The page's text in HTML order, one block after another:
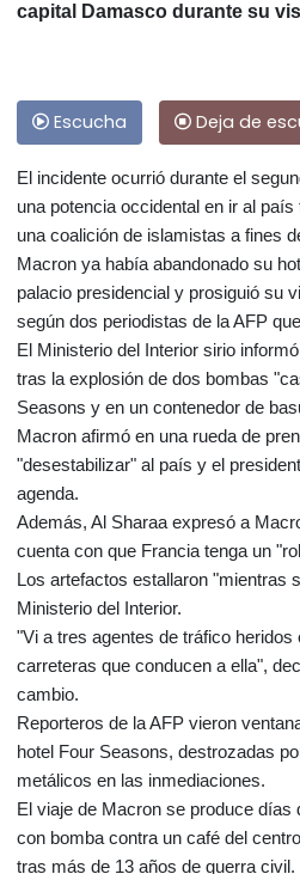
capital Damasco durante su
Escucha Deja de
El incidente ocurrió durante el
una potencia occidental en ir al
una coalición de islamistas a fines
Macron ya había abandonado su
palacio presidencial y prosiguió su
según dos periodistas de la AFP
El Ministerio del Interior sirio
tras la explosión de dos bombas
Seasons y en un contenedor de
Macron afirmó en una rueda de
"desestabilizar" al país y el
agenda.
Además, Al Sharaa expresó a
cuenta con que Francia tenga un
Los artefactos estallaron "mientras
Ministerio del Interior.
"Vi a tres agentes de tráfico
carreteras que conducen a ella",
cambio.
Reporteros de la AFP vieron
hotel Four Seasons, destrozadas
metálicos en las inmediaciones.
El viaje de Macron se produce
con bomba contra un café del
tras más de 13 años de guerra civil.